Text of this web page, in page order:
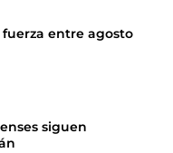
entre agosto
siguen